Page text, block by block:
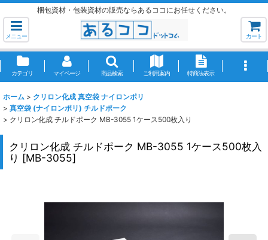
梱包資材・包装資材の販売ならあるココにお任せください。
メニュー カート
カテゴリ マイページ 商品検索 ご利用案内 特商法表示
ホーム > クリロン化成 真空袋 ナイロンポリ
> 真空袋 (ナイロンポリ) チルドポーク
> クリロン化成 チルドポーク MB-3055 1ケース500枚入り
クリロン化成 チルドポーク MB-3055 1ケース500枚入
り [MB-3055]